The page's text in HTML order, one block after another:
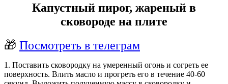
Капустный пирог, жареный в
сковороде на плите
🎁 Посмотреть в телеграм
1. Поставить сковородку на умеренный огонь и согреть ее
поверхность. Влить масло и прогреть его в течение 40-60